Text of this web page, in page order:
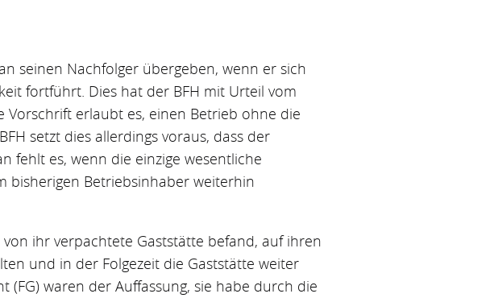
seinen Nachfolger übergeben, wenn er sich
fortführt. Dies hat der BFH mit Urteil vom
Vorschrift erlaubt es, einen Betrieb ohne die
setzt dies allerdings voraus, dass der
fehlt es, wenn die einzige wesentliche
bisherigen Betriebsinhaber weiterhin
ihr verpachtete Gaststätte befand, auf ihren
und in der Folgezeit die Gaststätte weiter
(FG) waren der Auffassung, sie habe durch die